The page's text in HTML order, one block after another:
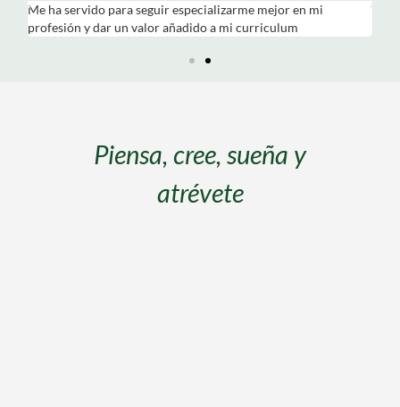
Me ha servido para seguir especializarme mejor en mi
profesión y dar un valor añadido a mi curriculum
Piensa, cree, sueña y
atrévete